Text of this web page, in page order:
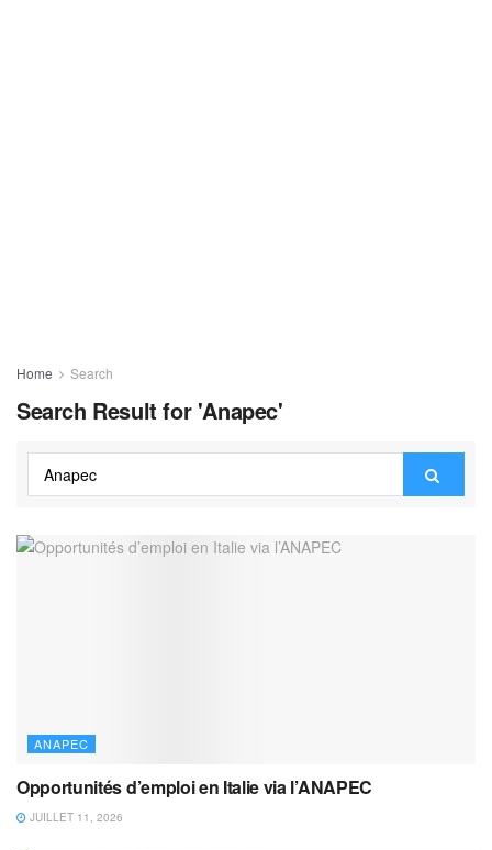
Home Search
Search Result for 'Anapec'
ANAPEC
Opportunités d’emploi en Italie via l’ANAPEC
JUILLET 11, 2026